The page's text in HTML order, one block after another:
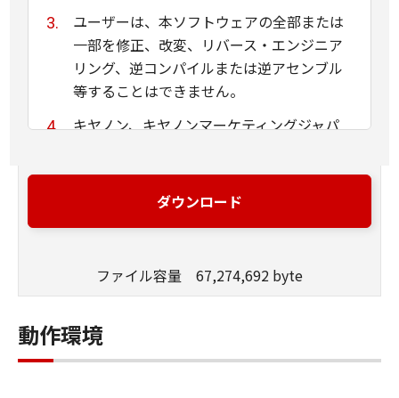
ユーザーは、本ソフトウェアの全部または
一部を修正、改変、リバース・エンジニア
リング、逆コンパイルまたは逆アセンブル
等することはできません。
キヤノン、キヤノンマーケティングジャパ
は、本ソフトウェアがユーザーの特定の目
的のために適当であること、もしくは有用
ていかなる保証もいたしません。
キヤノン、キヤノンマーケティングジャパ
ン株式会社およびキヤノンのライセンサー
は、本ソフトウェアの使用に付随または関
連して生ずる直接的または間接的な損失、
ダウンロード
ファイル容量 67,274,692 byte
動作環境